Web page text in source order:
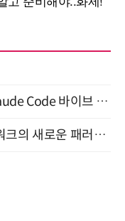
"모든 담당자(비개발자)를 위한 Claude Code 바이브 코딩 2-day 부트캠프" 9월 16~17일 개최
“AI와 함께 일하는 시대 ” - 스마트 워크의 새로운 패러다임 (9/11)